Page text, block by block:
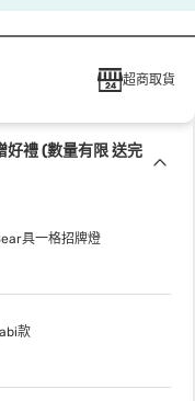
超商取貨
禮 (數量有限 送完
具一格招牌燈
款